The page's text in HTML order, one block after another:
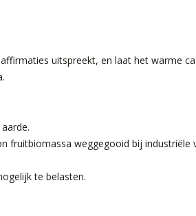
uitspreekt, en laat het warme
fruitbiomassa weggegooid bij industriële
te belasten.